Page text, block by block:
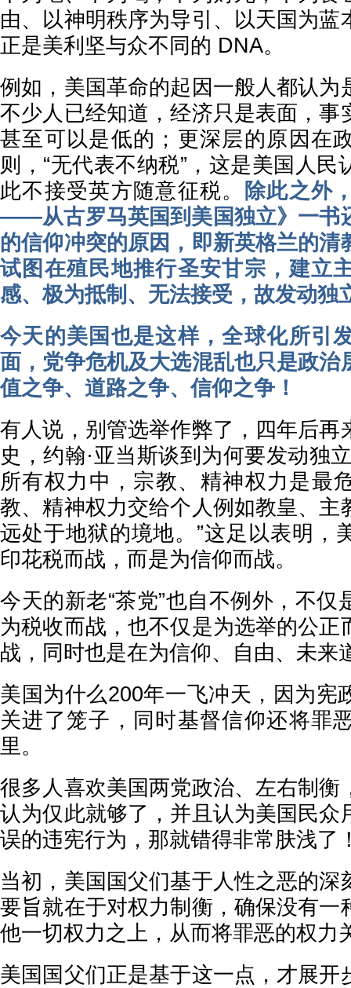
由、以神明秩序为导引、以天国为蓝
正是美利坚与众不同的 DNA。
例如，美国革命的起因一般人都认为
不少人已经知道，经济只是表面，事
甚至可以是低的；更深层的原因在
则，“无代表不纳税”，这是美国人民
此不接受英方随意征税。
除此之外
——从古罗马英国到美国独立》一书
的信仰冲突的原因，即新英格兰的清
试图在殖民地推行圣安甘宗，建立
感、极为抵制、无法接受，故发动独
今天的美国也是这样，全球化所引
面，党争危机及大选混乱也只是政治
值之争、道路之争、信仰之争！
有人说，别管选举作弊了，四年后再
史，约翰·亚当斯谈到为何要发动独
所有权力中，宗教、精神权力是
教、精神权力交给个人例如教皇、主
远处于地狱的境地。”这足以表明，
印花税而战，而是为信仰而战。
今天的新老“茶党”也自不例外，不仅
为税收而战，也不仅是为选举的公正
战，同时也是在为信仰、自由、未来
美国为什么200年一飞冲天，因为宪
关进了笼子，同时基督信仰还将罪
里。
很多人喜欢美国两党政治、左右制衡
认为仅此就够了，并且认为美国民众
误的违宪行为，那就错得非常肤浅了
当初，美国国父们基于人性之恶的深
要旨就在于对权力制衡，确保没有一
他一切权力之上，从而将罪恶的权力
美国国父们正是基于这一点，才展开